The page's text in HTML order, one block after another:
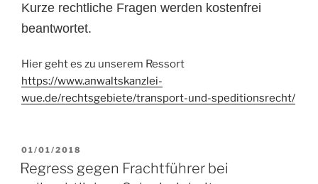
Kurze rechtliche Fragen werden kostenfrei
beantwortet.
Hier geht es zu unserem Ressort
https://www.anwaltskanzlei-
wue.de/rechtsgebiete/transport-und-speditionsrecht/
VERÖFFENTLICHT
AM
01/01/2018
Regress gegen Frachtführer bei